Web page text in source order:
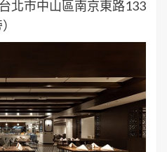
北市中山區南京東路133